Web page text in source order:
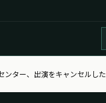
ンター、出演をキャンセルし